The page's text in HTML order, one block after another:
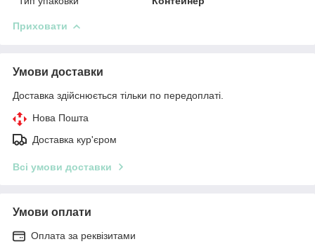
Приховати
Умови доставки
Доставка здійснюється тільки по передоплаті.
Нова Пошта
Доставка кур'єром
Всі умови доставки
Умови оплати
Оплата за реквізитами